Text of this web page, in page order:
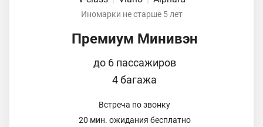
Иномарки не старше 5 лет
Премиум Минивэн
до 6 пассажиров
4 багажа
Встреча по звонку
20 мин. ожидания бесплатно